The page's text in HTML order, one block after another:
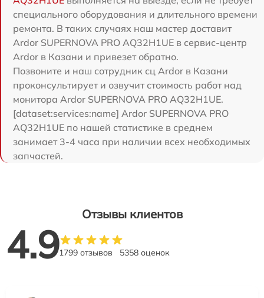
специального оборудования и длительного времени
ремонта. В таких случаях наш мастер доставит
Ardor SUPERNOVA PRO AQ32H1UE в сервис-центр
Ardor в Казани и привезет обратно.
Позвоните и наш сотрудник сц Ardor в Казани
проконсультирует и озвучит стоимость работ над
монитора Ardor SUPERNOVA PRO AQ32H1UE.
[dataset:services:name] Ardor SUPERNOVA PRO
AQ32H1UE по нашей статистике в среднем
занимает 3-4 часа при наличии всех необходимых
запчастей.
Отзывы клиентов
4.91799 отзывов 5358 оценок